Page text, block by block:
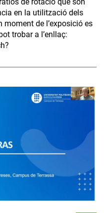
en la utilització dels
moment de l’exposició es
trobar a l’enllaç: